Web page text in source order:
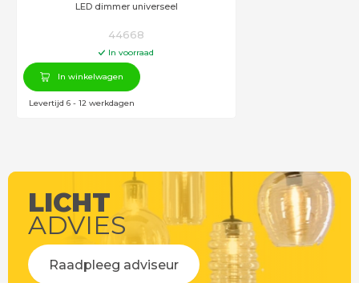
LED dimmer universeel
44668
In voorraad
In winkelwagen
Levertijd 6 - 12 werkdagen
LICHT
ADVIES
Raadpleeg adviseur